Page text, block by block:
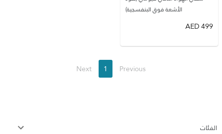
الفئات
الأشعة فوق البنفسجية)
499
AED
Previous
1
Next